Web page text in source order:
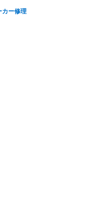
カー修理